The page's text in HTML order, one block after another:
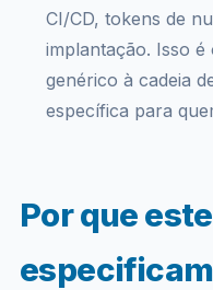
CI/CD, tokens de
implantação. Isso
genérico à cadeia
específica para
Por que